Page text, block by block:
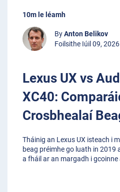
10m le léamh
ByAnton Belikov
Foilsithe Iúil 09, 2026
Lexus UX vs
XC40:
Crosbhealaí
Tháinig an Lexus UX isteach i
beag préimhe go luath in 2019
a fháil ar an margadh i gcoinne